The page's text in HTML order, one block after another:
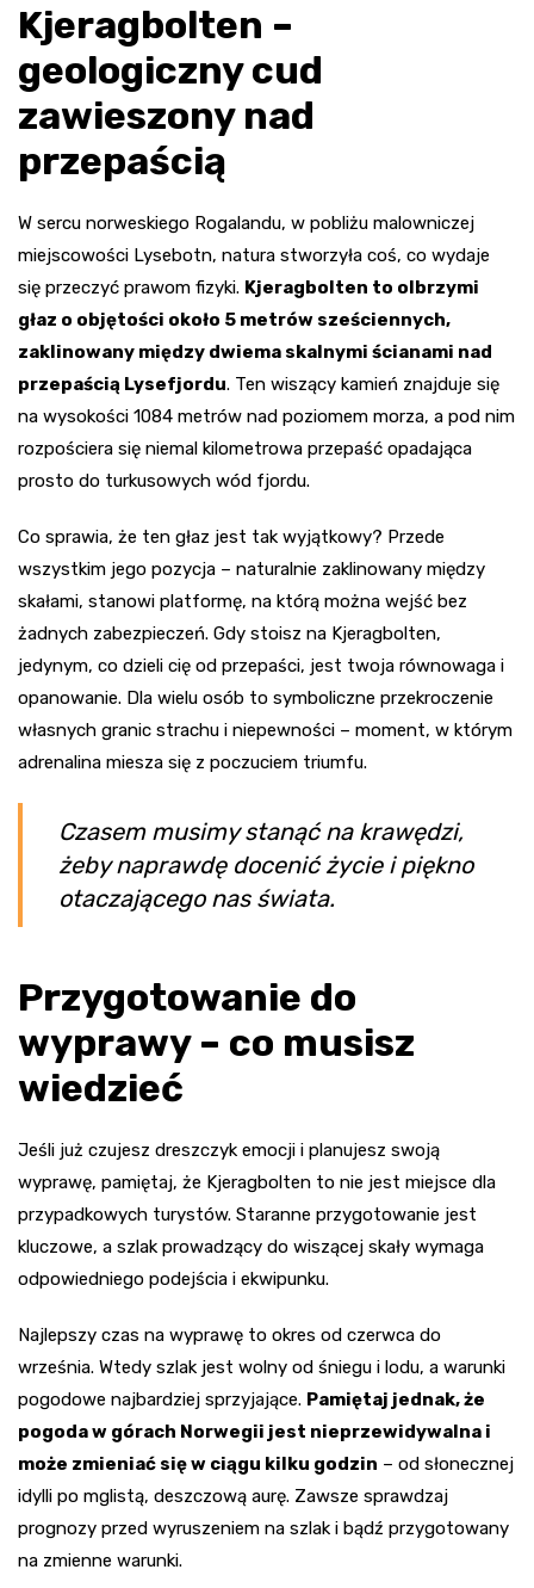
Kjeragbolten –
geologiczny cud
zawieszony nad
przepaścią
W sercu norweskiego Rogalandu, w pobliżu malowniczej
miejscowości Lysebotn, natura stworzyła coś, co wydaje
się przeczyć prawom fizyki. Kjeragbolten to olbrzymi
głaz o objętości około 5 metrów sześciennych,
zaklinowany między dwiema skalnymi ścianami nad
przepaścią Lysefjordu. Ten wiszący kamień znajduje się
na wysokości 1084 metrów nad poziomem morza, a pod nim
rozpościera się niemal kilometrowa przepaść opadająca
prosto do turkusowych wód fjordu.
Co sprawia, że ten głaz jest tak wyjątkowy? Przede
wszystkim jego pozycja – naturalnie zaklinowany między
skałami, stanowi platformę, na którą można wejść bez
żadnych zabezpieczeń. Gdy stoisz na Kjeragbolten,
jedynym, co dzieli cię od przepaści, jest twoja równowaga i
opanowanie. Dla wielu osób to symboliczne przekroczenie
własnych granic strachu i niepewności – moment, w którym
adrenalina miesza się z poczuciem triumfu.
Czasem musimy stanąć na krawędzi,
żeby naprawdę docenić życie i piękno
otaczającego nas świata.
Przygotowanie do
wyprawy – co musisz
wiedzieć
Jeśli już czujesz dreszczyk emocji i planujesz swoją
wyprawę, pamiętaj, że Kjeragbolten to nie jest miejsce dla
przypadkowych turystów. Staranne przygotowanie jest
kluczowe, a szlak prowadzący do wiszącej skały wymaga
odpowiedniego podejścia i ekwipunku.
Najlepszy czas na wyprawę to okres od czerwca do
września. Wtedy szlak jest wolny od śniegu i lodu, a warunki
pogodowe najbardziej sprzyjające. Pamiętaj jednak, że
pogoda w górach Norwegii jest nieprzewidywalna i
może zmieniać się w ciągu kilku godzin – od słonecznej
idylli po mglistą, deszczową aurę. Zawsze sprawdzaj
prognozy przed wyruszeniem na szlak i bądź przygotowany
na zmienne warunki.